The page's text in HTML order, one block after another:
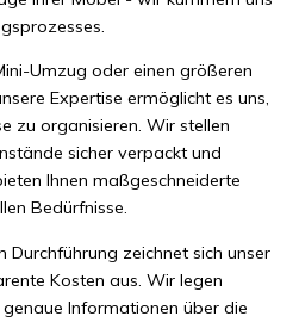
Umzug oder einen größeren
Expertise ermöglicht es uns,
zu organisieren. Wir stellen
sicher verpackt und
Ihnen maßgeschneiderte
Bedürfnisse.
Durchführung zeichnet sich unser
Kosten aus. Wir legen
Informationen über die